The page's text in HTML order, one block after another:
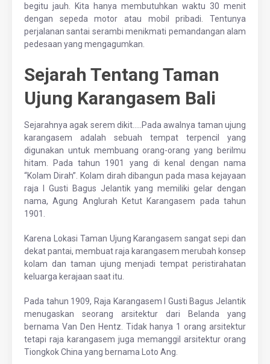
begitu jauh. Kita hanya membutuhkan waktu 30 menit
dengan sepeda motor atau mobil pribadi. Tentunya
perjalanan santai serambi menikmati pemandangan alam
pedesaan yang mengagumkan.
Sejarah Tentang Taman
Ujung Karangasem Bali
Sejarahnya agak serem dikit…..Pada awalnya taman ujung
karangasem adalah sebuah tempat terpencil yang
digunakan untuk membuang orang-orang yang berilmu
hitam. Pada tahun 1901 yang di kenal dengan nama
“Kolam Dirah”. Kolam dirah dibangun pada masa kejayaan
raja I Gusti Bagus Jelantik yang memiliki gelar dengan
nama, Agung Anglurah Ketut Karangasem pada tahun
1901.
Karena Lokasi Taman Ujung Karangasem sangat sepi dan
dekat pantai, membuat raja karangasem merubah konsep
kolam dan taman ujung menjadi tempat peristirahatan
keluarga kerajaan saat itu.
Pada tahun 1909, Raja Karangasem I Gusti Bagus Jelantik
menugaskan seorang arsitektur dari Belanda yang
bernama Van Den Hentz. Tidak hanya 1 orang arsitektur
tetapi raja karangasem juga memanggil arsitektur orang
Tiongkok China yang bernama Loto Ang.